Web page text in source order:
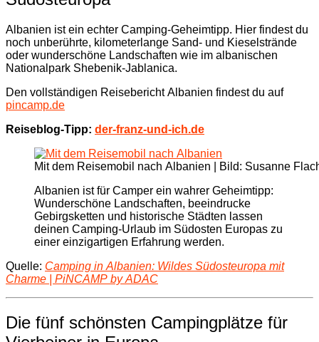
Albanien ist ein echter Camping-Geheimtipp. Hier findest du
noch unberührte, kilometerlange Sand- und Kieselstrände
oder wunderschöne Landschaften wie im albanischen
Nationalpark Shebenik-Jablanica.
Den vollständigen Reisebericht Albanien findest du auf
pincamp.de
Reiseblog-Tipp: der-franz-und-ich.de
Mit dem Reisemobil nach Albanien | Bild: Susanne
Albanien ist für Camper ein wahrer Geheimtipp:
Wunderschöne Landschaften, beeindrucke
Gebirgsketten und historische Städten lassen
deinen Camping-Urlaub im Südosten Europas zu
einer einzigartigen Erfahrung werden.
Quelle: Camping in Albanien: Wildes Südosteuropa mit
Charme | PiNCAMP by ADAC
Die fünf schönsten Campingplätze für